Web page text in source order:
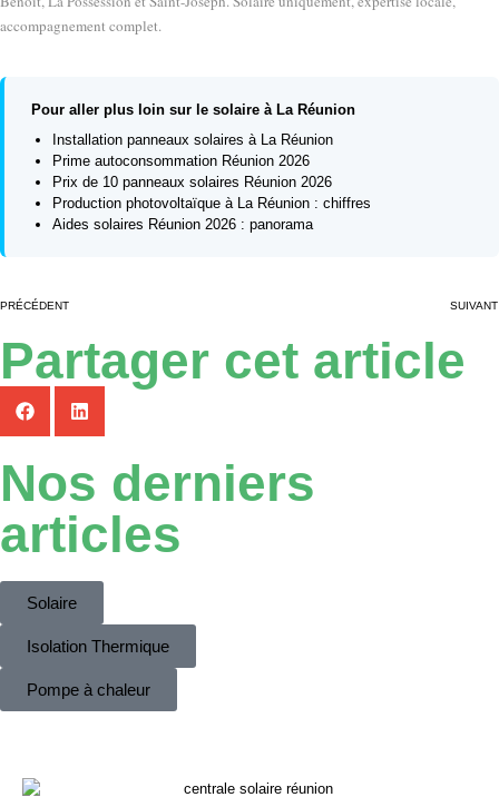
accompagnement complet.
Pour aller plus loin sur le solaire à La Réunion
Installation panneaux solaires à La Réunion
Prime autoconsommation Réunion 2026
Prix de 10 panneaux solaires Réunion 2026
Production photovoltaïque à La Réunion : chiffres
Aides solaires Réunion 2026 : panorama
PRÉCÉDENT SUIVANT
Partager cet article
Nos derniers
articles
Solaire
Isolation Thermique
Pompe à chaleur